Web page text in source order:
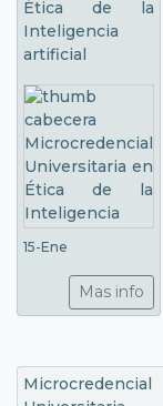
Ética de la
Inteligencia
artificial
15-Ene
Mas info
Microcredencial